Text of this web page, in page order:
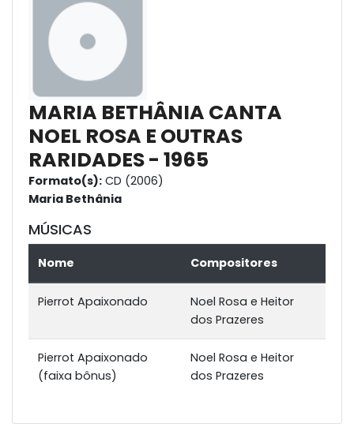
MARIA BETHÂNIA CANTA
NOEL ROSA E OUTRAS
RARIDADES - 1965
Formato(s): CD (2006)
Maria Bethânia
MÚSICAS
Nome Compositores
Pierrot Apaixonado
Noel Rosa e Heitor
dos Prazeres
Pierrot Apaixonado
(faixa bônus)
Noel Rosa e Heitor
dos Prazeres